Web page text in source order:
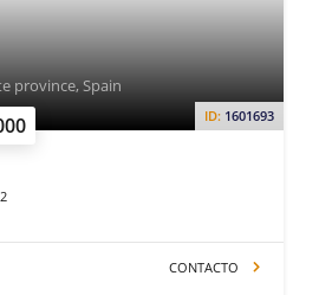
ID: 1601693
province, Spain
2
CONTACTO